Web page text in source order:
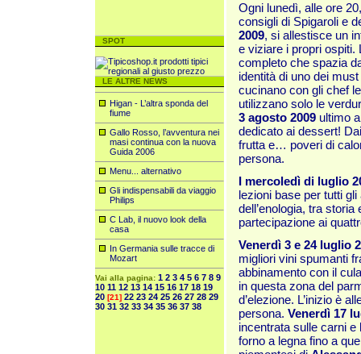
SPOT
LE ALTRE NEWS
Higan - L’altra sponda del
fiume
Gallo Rosso, l’avventura nei
masi continua con la nuova
Guida 2006
Menu... alternativo
Gli indispensabili da viaggio
Philips
C Lab, il nuovo look della
casa
In Germania sulle tracce di
Mozart
Vai alla pagina: 1 2 3 4 5 6 7 8 9
10 11 12 13 14 15 16 17 18 19
20 [21] 22 23 24 25 26 27 28 29
30 31 32 33 34 35 36 37 38
Ogni lunedì, alle ore
consigli di Spigaroli e
2009, si allestisce un
e viziare i propri ospiti.
completo che spazia
identità di uno dei
cucinano con gli chef
utilizzano solo le
3 agosto 2009 ultimo
dedicato ai dessert!
frutta e… poveri di
persona.
I mercoledì di luglio
lezioni base per tutti
dell’enologia, tra
partecipazione ai
Venerdì 3 e 24 luglio
migliori vini spumanti
abbinamento con il
in questa zona del
d’elezione. L’inizio è
persona. Venerdì 17
incentrata sulle carni
forno a legna fino a